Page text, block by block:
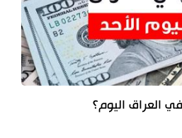
العراق اليوم؟